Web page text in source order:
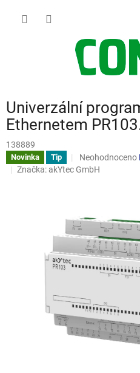
Univerzální
Ethernetem
138889
Novinka Tip
Průměrné
hodnocení
5
hvězdiček.
Neohodnoceno
Značka:akYtec GmbH